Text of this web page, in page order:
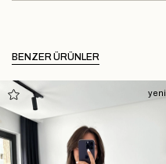
BENZER ÜRÜNLER
yeni